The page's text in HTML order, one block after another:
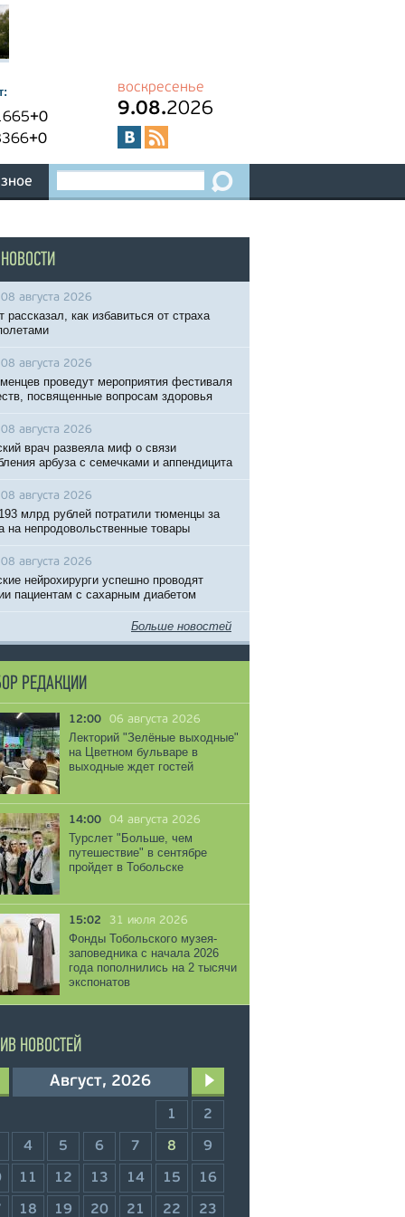
+0
+0
воскресенье
9.08.2026
08 августа 2026
рассказал, как избавиться от страха
08 августа 2026
проведут мероприятия фестиваля
посвященные вопросам здоровья
08 августа 2026
врач развеяла миф о связи
арбуза с семечками и аппендицита
08 августа 2026
млрд рублей потратили тюменцы за
на непродовольственные товары
08 августа 2026
нейрохирурги успешно проводят
пациентам с сахарным диабетом
Больше новостей
РЕДАКЦИИ
12:00 06 августа 2026
Лекторий "Зелёные выходные"
на Цветном бульваре в
выходные ждет гостей
14:00 04 августа 2026
Турслет "Больше, чем
путешествие" в сентябре
пройдет в Тобольске
15:02 31 июля 2026
Фонды Тобольского музея-
заповедника с начала 2026
года пополнились на 2 тысячи
экспонатов
НОВОСТЕЙ
Август, 2026
1 2
4 5 6 7 8 9
11 12 13 14 15 16
18 19 20 21 22 23